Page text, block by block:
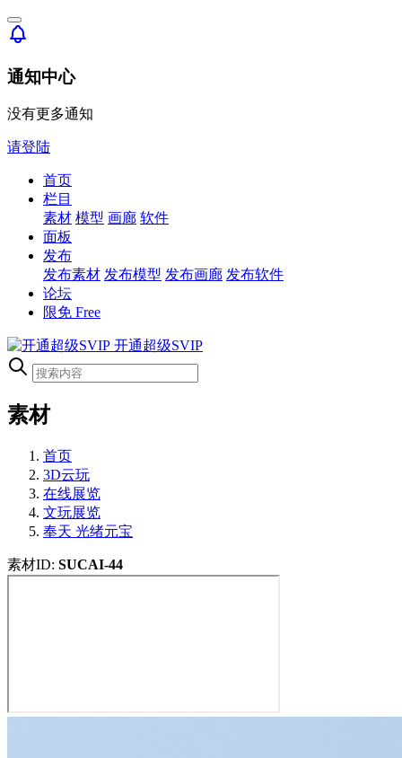
通知中心
没有更多通知
请登陆
首页
栏目
素材 模型 画廊 软件
面板
发布
发布素材 发布模型 发布画廊 发布软件
论坛
限免 Free
开通超级SVIP
素材
首页
3D云玩
在线展览
文玩展览
奉天 光绪元宝
素材ID: SUCAI-44